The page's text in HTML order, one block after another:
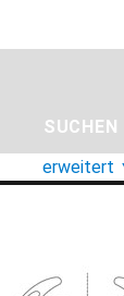
erweitert